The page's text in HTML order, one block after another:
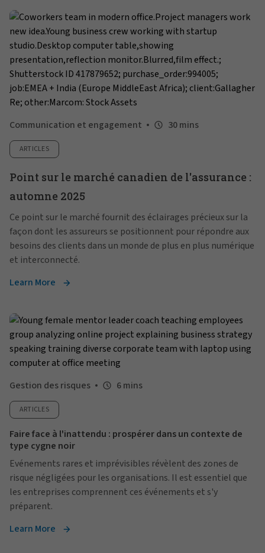
Communication et engagement 30 mins
ARTICLES
Point sur le marché canadien de l'assurance :
automne 2025
Ce point sur le marché fournit des éclairages précieux sur la
façon dont les assureurs se positionnent pour répondre aux
besoins des clients dans un monde de plus en plus numérique
et interconnecté.
Learn More
Gestion des risques 6 mins
ARTICLES
Faire face à l'inattendu : prospérer dans un contexte de
type cygne noir
Evénements rares et imprévisibles révèlent des zones de
risque négligées pour les organisations. Il est essentiel que
les entreprises comprennent ces événements et s'y
préparent.
Learn More